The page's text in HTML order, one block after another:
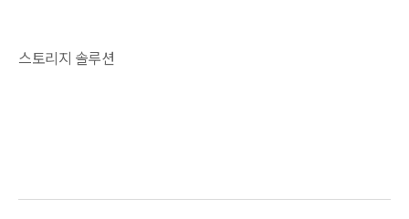
보
업
스토리지 솔루션